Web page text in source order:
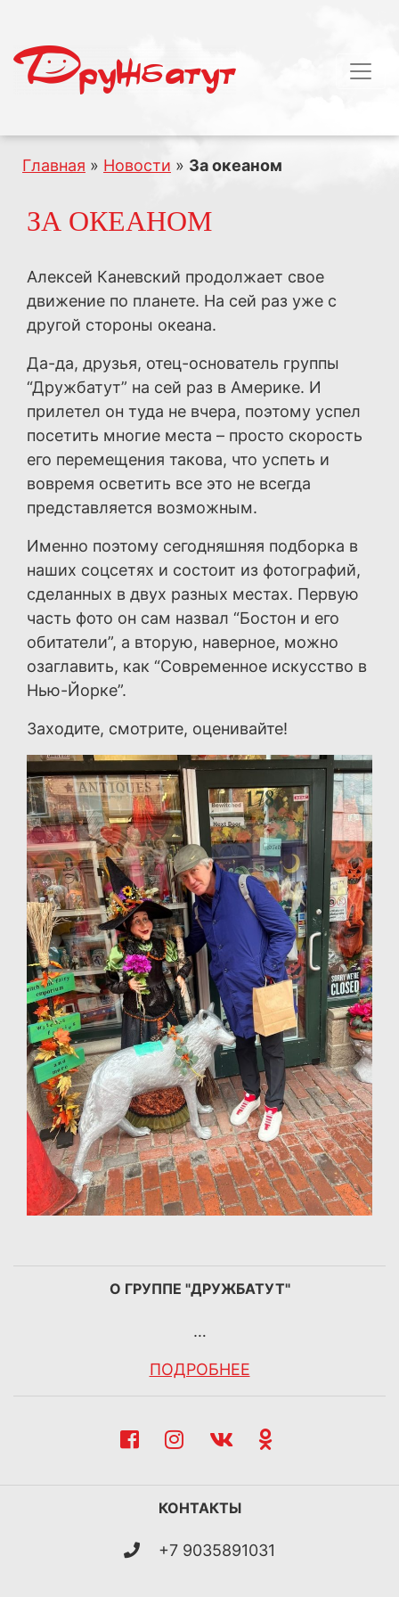
Главная » Новости » За океаном
ЗА ОКЕАНОМ
Алексей Каневский продолжает свое
движение по планете. На сей раз уже с
другой стороны океана.
Да-да, друзья, отец-основатель группы
“Дружбатут” на сей раз в Америке. И
прилетел он туда не вчера, поэтому успел
посетить многие места – просто скорость
его перемещения такова, что успеть и
вовремя осветить все это не всегда
представляется возможным.
Именно поэтому сегодняшняя подборка в
наших соцсетях и состоит из фотографий,
сделанных в двух разных местах. Первую
часть фото он сам назвал “Бостон и его
обитатели”, а вторую, наверное, можно
озаглавить, как “Современное искусство в
Нью-Йорке”.
Заходите, смотрите, оценивайте!
О ГРУППЕ "ДРУЖБАТУТ"
…
ПОДРОБНЕЕ
КОНТАКТЫ
+7 9035891031